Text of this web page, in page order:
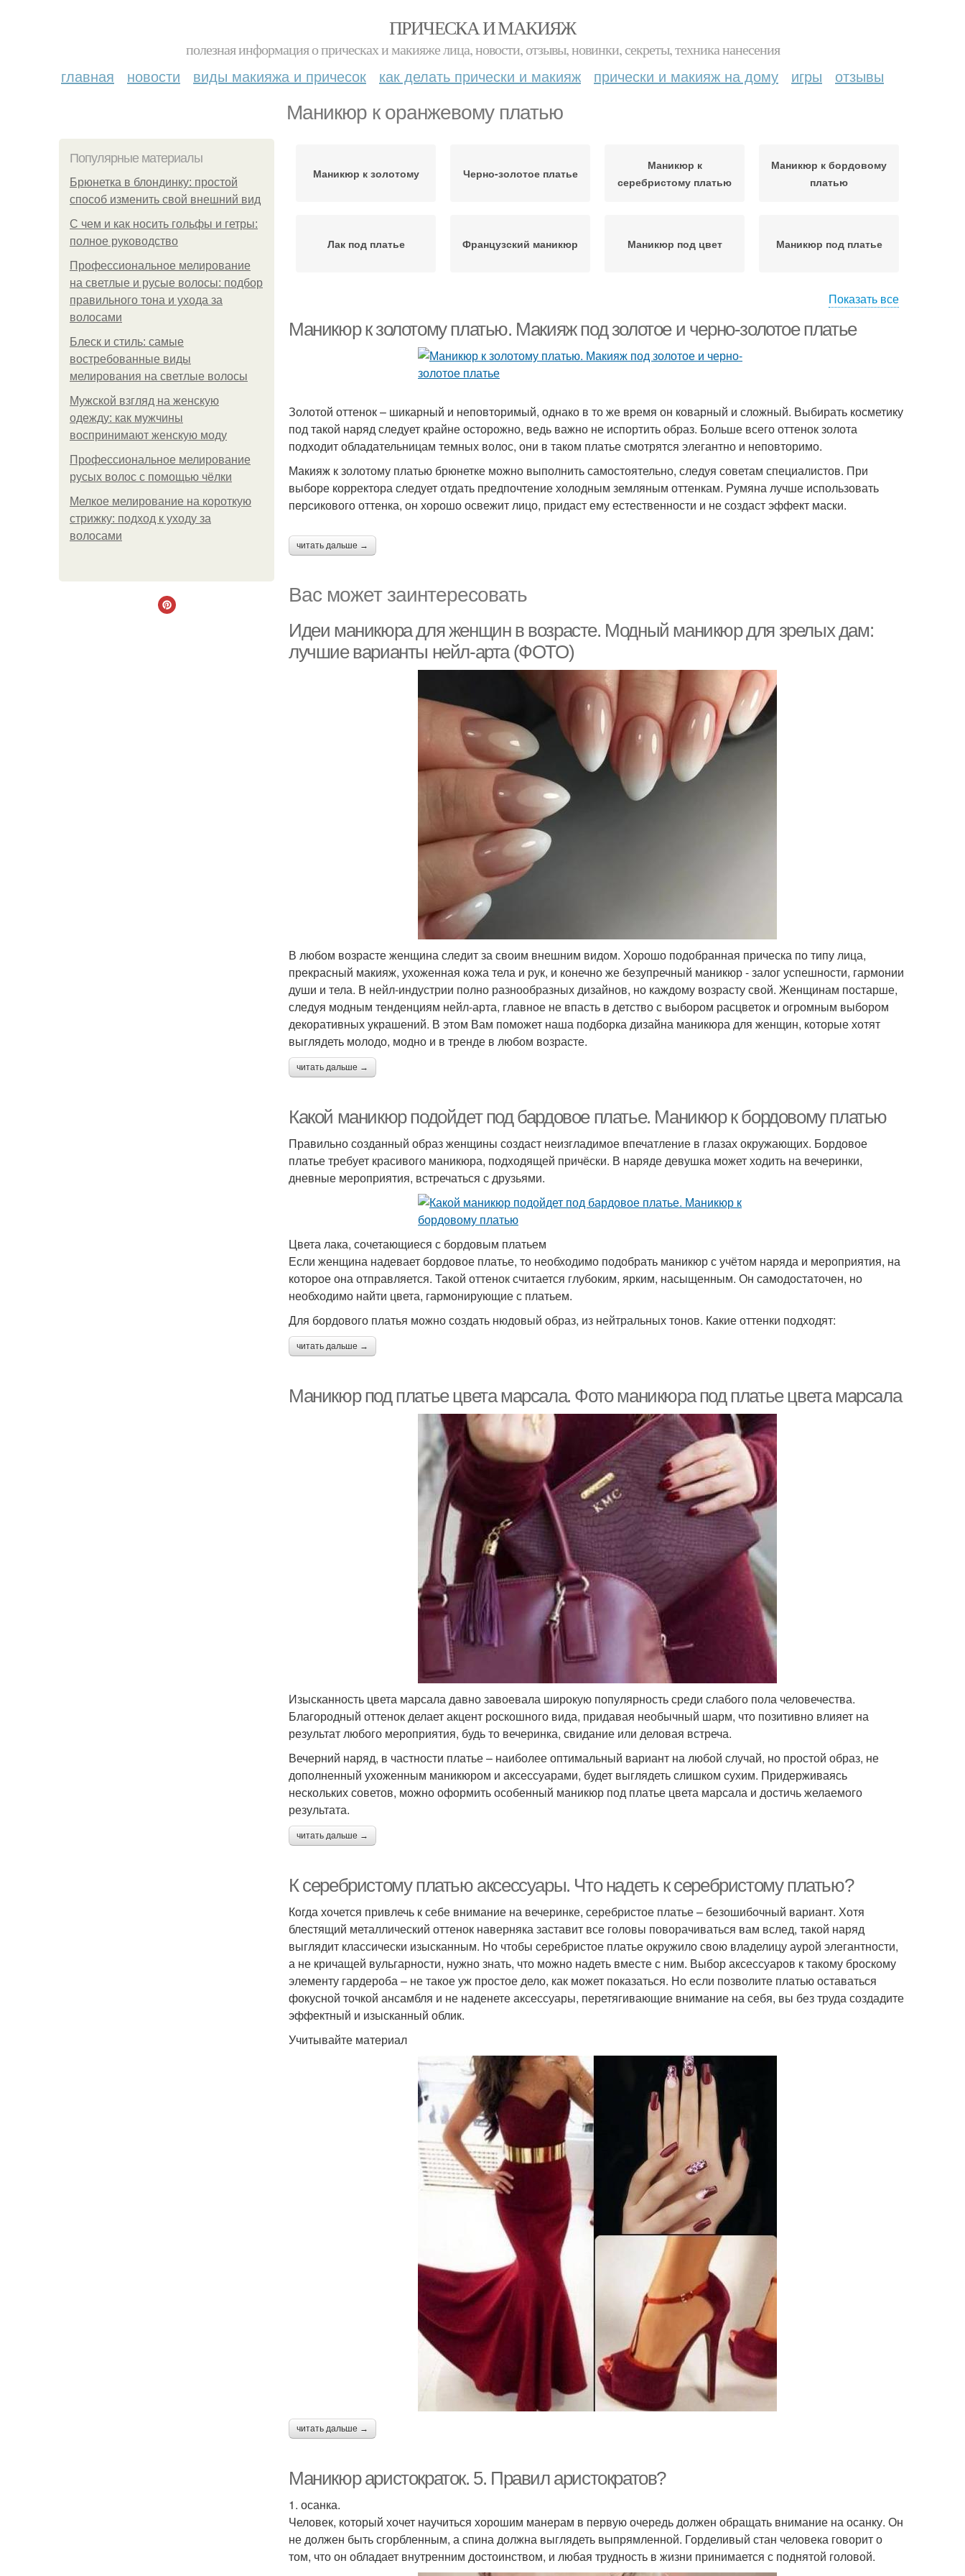
ПРИЧЕСКА И МАКИЯЖ
полезная информация о прическах и макияже лица, новости, отзывы, новинки, секреты, техника нанесения
главная новости виды макияжа и причесок как делать прически и макияж прически и макияж на дому игры отзывы
Маникюр к оранжевому платью
Популярные материалы
Брюнетка в блондинку: простой
способ изменить свой внешний вид
С чем и как носить гольфы и гетры:
полное руководство
Профессиональное мелирование
на светлые и русые волосы: подбор
правильного тона и ухода за
волосами
Блеск и стиль: самые
востребованные виды
мелирования на светлые волосы
Мужской взгляд на женскую
одежду: как мужчины
воспринимают женскую моду
Профессиональное мелирование
русых волос с помощью чёлки
Мелкое мелирование на короткую
стрижку: подход к уходу за
волосами
Маникюр к золотому Черно-золотое платье
Маникюр к
серебристому платью
Маникюр к бордовому
платью
Лак под платье Французский маникюр Маникюр под цвет Маникюр под платье
платью
Показать все
Маникюр к золотому платью. Макияж под золотое и черно-золотое платье
Золотой оттенок – шикарный и неповторимый, однако в то же время он коварный и сложный. Выбирать косметику
под такой наряд следует крайне осторожно, ведь важно не испортить образ. Больше всего оттенок золота
подходит обладательницам темных волос, они в таком платье смотрятся элегантно и неповторимо.
Макияж к золотому платью брюнетке можно выполнить самостоятельно, следуя советам специалистов. При
выборе корректора следует отдать предпочтение холодным земляным оттенкам. Румяна лучше использовать
персикового оттенка, он хорошо освежит лицо, придаст ему естественности и не создаст эффект маски.
читать дальше →
Вас может заинтересовать
Идеи маникюра для женщин в возрасте. Модный маникюр для зрелых дам:
лучшие варианты нейл-арта (ФОТО)
В любом возрасте женщина следит за своим внешним видом. Хорошо подобранная прическа по типу лица,
прекрасный макияж, ухоженная кожа тела и рук, и конечно же безупречный маникюр - залог успешности, гармонии
души и тела. В нейл-индустрии полно разнообразных дизайнов, но каждому возрасту свой. Женщинам постарше,
следуя модным тенденциям нейл-арта, главное не впасть в детство с выбором расцветок и огромным выбором
декоративных украшений. В этом Вам поможет наша подборка дизайна маникюра для женщин, которые хотят
выглядеть молодо, модно и в тренде в любом возрасте.
читать дальше →
Какой маникюр подойдет под бардовое платье. Маникюр к бордовому платью
Правильно созданный образ женщины создаст неизгладимое впечатление в глазах окружающих. Бордовое
платье требует красивого маникюра, подходящей причёски. В наряде девушка может ходить на вечеринки,
дневные мероприятия, встречаться с друзьями.
Цвета лака, сочетающиеся с бордовым платьем
Если женщина надевает бордовое платье, то необходимо подобрать маникюр с учётом наряда и мероприятия, на
которое она отправляется. Такой оттенок считается глубоким, ярким, насыщенным. Он самодостаточен, но
необходимо найти цвета, гармонирующие с платьем.
Для бордового платья можно создать нюдовый образ, из нейтральных тонов. Какие оттенки подходят:
читать дальше →
Маникюр под платье цвета марсала. Фото маникюра под платье цвета марсала
Изысканность цвета марсала давно завоевала широкую популярность среди слабого пола человечества.
Благородный оттенок делает акцент роскошного вида, придавая необычный шарм, что позитивно влияет на
результат любого мероприятия, будь то вечеринка, свидание или деловая встреча.
Вечерний наряд, в частности платье – наиболее оптимальный вариант на любой случай, но простой образ, не
дополненный ухоженным маникюром и аксессуарами, будет выглядеть слишком сухим. Придерживаясь
нескольких советов, можно оформить особенный маникюр под платье цвета марсала и достичь желаемого
результата.
читать дальше →
К серебристому платью аксессуары. Что надеть к серебристому платью?
Когда хочется привлечь к себе внимание на вечеринке, серебристое платье – безошибочный вариант. Хотя
блестящий металлический оттенок наверняка заставит все головы поворачиваться вам вслед, такой наряд
выглядит классически изысканным. Но чтобы серебристое платье окружило свою владелицу аурой элегантности,
а не кричащей вульгарности, нужно знать, что можно надеть вместе с ним. Выбор аксессуаров к такому броскому
элементу гардероба – не такое уж простое дело, как может показаться. Но если позволите платью оставаться
фокусной точкой ансамбля и не наденете аксессуары, перетягивающие внимание на себя, вы без труда создадите
эффектный и изысканный облик.
Учитывайте материал
читать дальше →
Маникюр аристократок. 5. Правил аристократов?
1. осанка.
Человек, который хочет научиться хорошим манерам в первую очередь должен обращать внимание на осанку. Он
не должен быть сгорбленным, а спина должна выглядеть выпрямленной. Горделивый стан человека говорит о
том, что он обладает внутренним достоинством, и любая трудность в жизни принимается с поднятой головой.